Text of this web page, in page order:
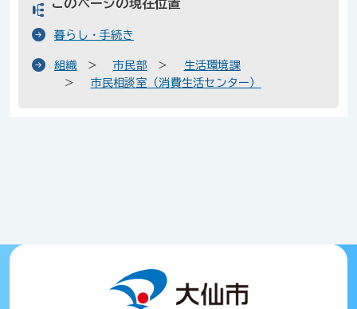
このページの現在位置
暮らし・手続き
組織 市民部
生活環境課
市民相談室（消費生活センター）